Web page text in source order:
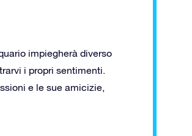
impiegherà diverso
i propri sentimenti.
e le sue amicizie,